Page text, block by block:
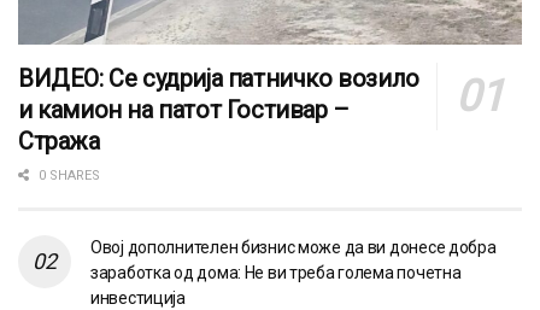
ВИДЕО: Се судрија патничко возило
и камион на патот Гостивар –
Стража
0 SHARES
Овој дополнителен бизнис може да ви донесе добра
заработка од дома: Не ви треба голема почетна
инвестиција